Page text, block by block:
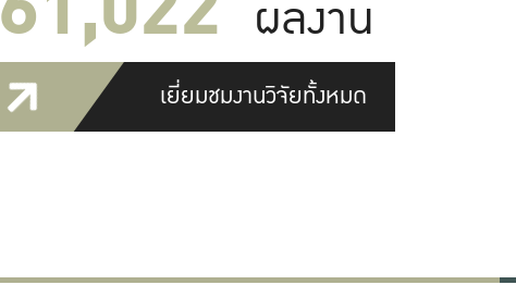
ผลงาน
เยี่ยมชมงานวิจัยทั้งหมด